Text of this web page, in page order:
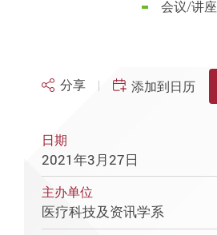
会议/讲座
分享 添加到日历
日期
2021年3月27日
主办单位
医疗科技及资讯学系